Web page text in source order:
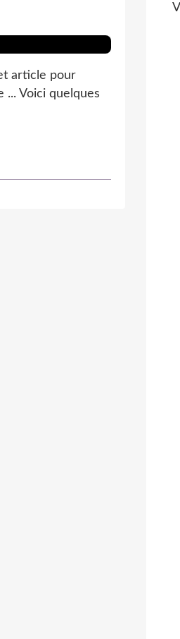
article pour
Voici quelques